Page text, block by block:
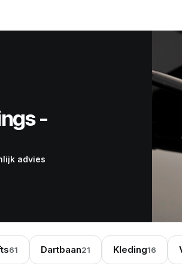
-
advies
61 Dartbaan21 Kleding16